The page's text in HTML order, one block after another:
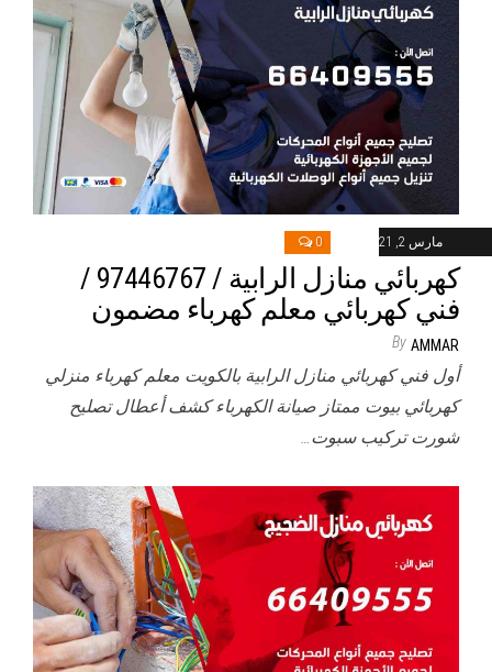
مارس 2, 2021 0
كهربائي منازل الرابية / 97446767 /
فني كهربائي معلم كهرباء مضمون
By AMMAR
أول فني كهربائي منازل الرابية بالكويت معلم كهرباء منزلي
كهربائي بيوت ممتاز صيانة الكهرباء كشف أعطال تصليح
شورت تركيب سبوت…